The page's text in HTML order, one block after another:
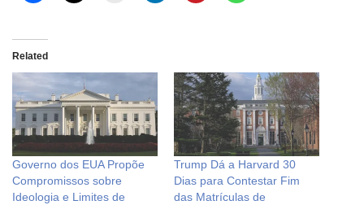
Related
Governo dos EUA Propõe
Compromissos sobre
Ideologia e Limites de
Trump Dá a Harvard 30
Dias para Contestar Fim
das Matrículas de